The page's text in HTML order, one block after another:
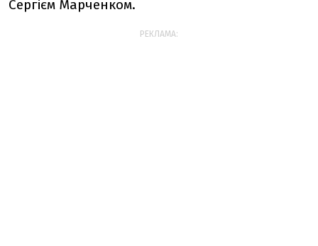
Сергієм Марченком.
РЕКЛАМА: